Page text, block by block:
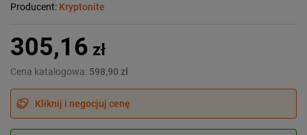
Producent: Kryptonite
305,16 zł
Cena katalogowa: 598,90 zł
Kliknij i negocjuj cenę